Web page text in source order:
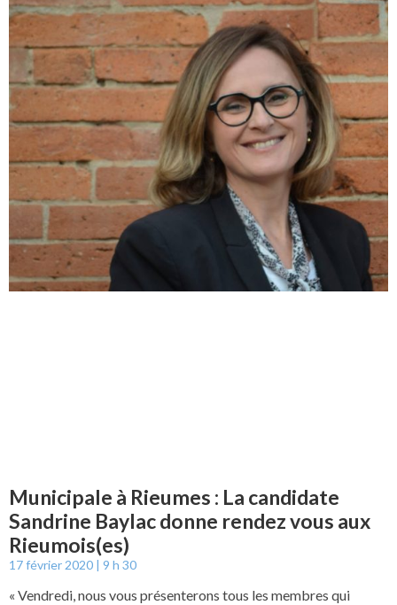
Municipale à Rieumes : La candidate
Sandrine Baylac donne rendez vous aux
Rieumois(es)
17 février 2020 9 h 30
« Vendredi, nous vous présenterons tous les membres qui